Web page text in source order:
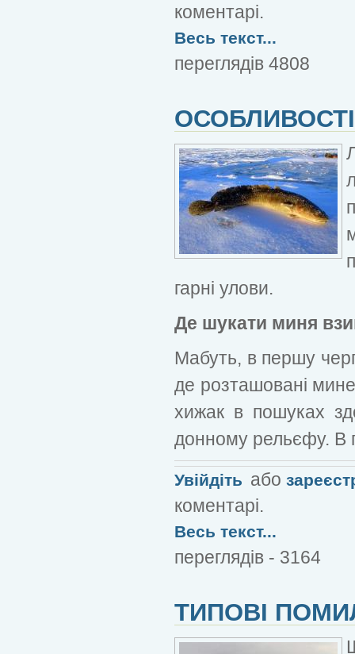
коментарі.
Весь текст...
переглядів 4808
гарні улови.
Де шукати миня
Мабуть, в першу
де розташовані
хижак в пошуках
донному рельєфу. В
Увійдіть або
коментарі.
Весь текст...
переглядів - 3164
ТИПОВІ